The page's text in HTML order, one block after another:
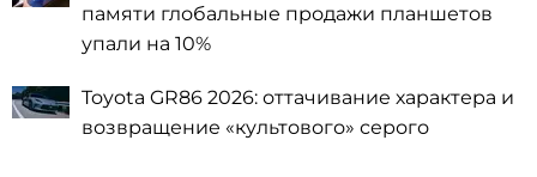
памяти глобальные продажи планшетов
упали на 10%
Toyota GR86 2026: оттачивание характера и
возвращение «культового» серого